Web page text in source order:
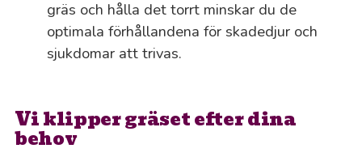
gräs och hålla det torrt minskar du de
optimala förhållandena för skadedjur och
sjukdomar att trivas.
Vi klipper gräset efter dina
behov